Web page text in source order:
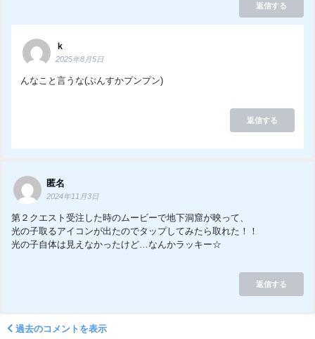
返信する
ｋ
2025年8月5日
んなこと言うな(ぷんすかプンプン)
返信する
匿名
2024年11月3日
第２クエスト受注した時のムービーで地下洞窟が映って、
光の子取るアイコンが出たのでタップしてみたら取れた！！
光の子自体は見えなかったけど…なんかラッキー☆
返信する
過去のコメントを表示